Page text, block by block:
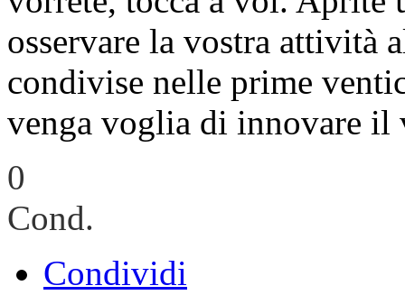
osservare la vostra attività
condivise nelle prime
venga voglia di innovare il
0
Cond.
Condividi